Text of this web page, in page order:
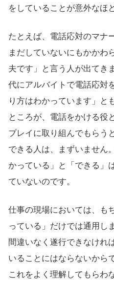
をしていることが意外なほ
たとえば、電話応対のマナ
まだしていないにもかかわ
夫です」と言う人が出てき
代にアルバイトで電話応対
り方はわかっています」と
ところが、電話をかける役
プレイに取り組んでもらう
できる人は、まずいません
かっている」と「できる」
ていないのです。
仕事の現場においては、も
っている」だけでは通用し
間違いなく遂行できなけれ
いることにはならないから
これをよく理解してもらわ